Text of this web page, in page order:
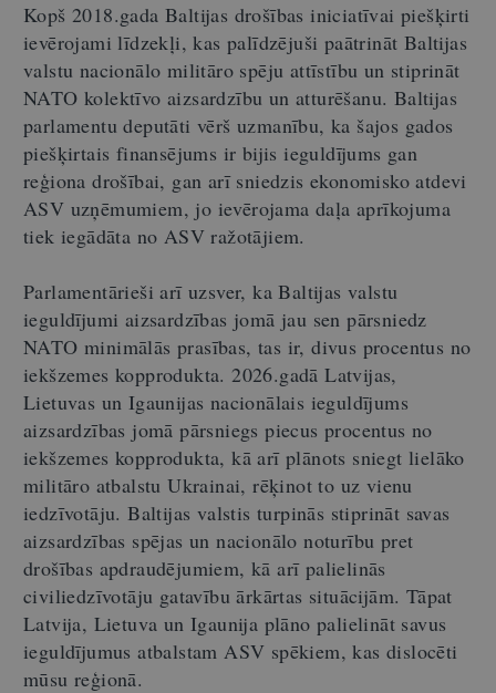
Kopš 2018.gada Baltijas drošības iniciatīvai piešķirti
ievērojami līdzekļi, kas palīdzējuši paātrināt Baltijas
valstu nacionālo militāro spēju attīstību un stiprināt
NATO kolektīvo aizsardzību un atturēšanu. Baltijas
parlamentu deputāti vērš uzmanību, ka šajos gados
piešķirtais finansējums ir bijis ieguldījums gan
reģiona drošībai, gan arī sniedzis ekonomisko atdevi
ASV uzņēmumiem, jo ievērojama daļa aprīkojuma
tiek iegādāta no ASV ražotājiem.
Parlamentārieši arī uzsver, ka Baltijas valstu
ieguldījumi aizsardzības jomā jau sen pārsniedz
NATO minimālās prasības, tas ir, divus procentus no
iekšzemes kopprodukta. 2026.gadā Latvijas,
Lietuvas un Igaunijas nacionālais ieguldījums
aizsardzības jomā pārsniegs piecus procentus no
iekšzemes kopprodukta, kā arī plānots sniegt lielāko
militāro atbalstu Ukrainai, rēķinot to uz vienu
iedzīvotāju. Baltijas valstis turpinās stiprināt savas
aizsardzības spējas un nacionālo noturību pret
drošības apdraudējumiem, kā arī palielinās
civiliedzīvotāju gatavību ārkārtas situācijām. Tāpat
Latvija, Lietuva un Igaunija plāno palielināt savus
ieguldījumus atbalstam ASV spēkiem, kas dislocēti
mūsu reģionā.